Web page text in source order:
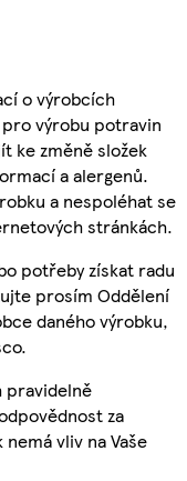
o výrobcích
výrobu potravin
ke změně složek
a alergenů.
a nespoléhat se
stránkách.
potřeby získat radu
prosím Oddělení
daného výrobku,
pravidelně
za
vliv na Vaše